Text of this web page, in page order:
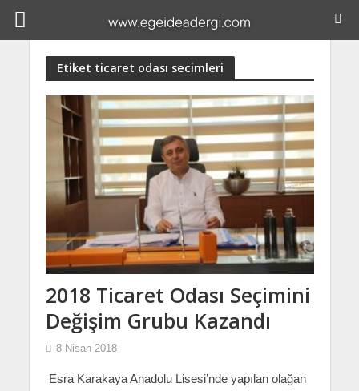
Etiket ticaret odası secimleri
2018 Ticaret Odası Seçimini
Değişim Grubu Kazandı
8 Nisan 2018
Esra Karakaya Anadolu Lisesi’nde yapılan olağan